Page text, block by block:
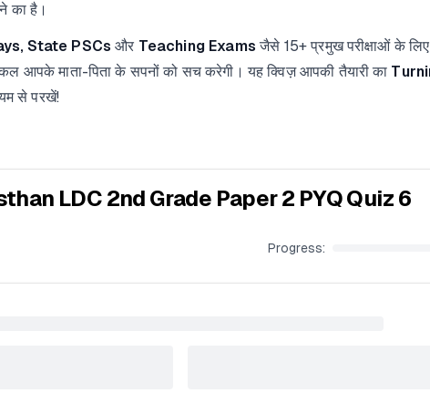
का है।
State PSCs और Teaching Exams जैसे 15+ प्रमुख परीक्षाओं के लिए
आपके माता-पिता के सपनों को सच करेगी। यह क्विज़ आपकी तैयारी का
से परखें!
LDC 2nd Grade Paper 2 PYQ Quiz 6
Progress: